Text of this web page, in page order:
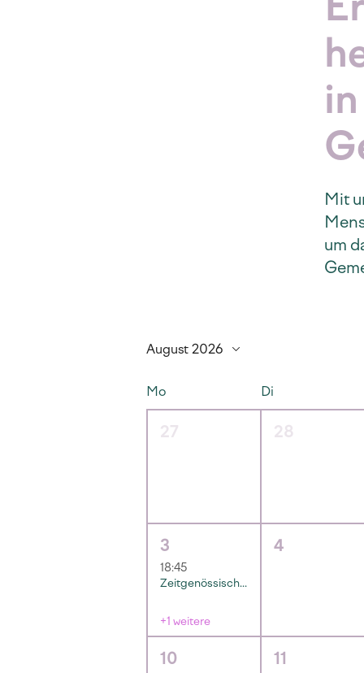
Mit
um
August 2026
Mo Di
27 28
3
18:45
Zeitgenössisches Pilates Training
+1 weitere
4
10 11